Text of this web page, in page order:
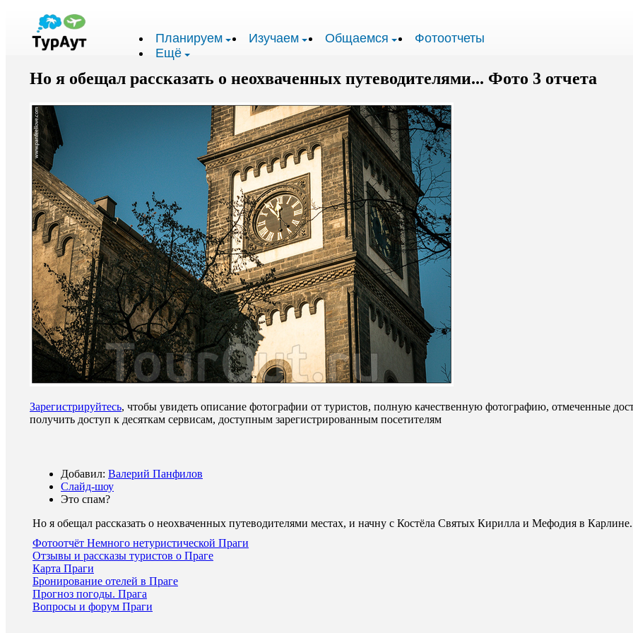
Планируем Изучаем Общаемся
Фотоотчеты
Ещё
Но я обещал рассказать о неохваченных путеводителями... Фото 3 отчета
Зарегистрируйтесь, чтобы увидеть описание фотографии от туристов, полную качественную фотографию, отмеченные
получить доступ к десяткам сервисам, доступным зарегистрированным посетителям
Добавил: Валерий Панфилов
Слайд-шоу
Это спам?
Но я обещал рассказать о неохваченных путеводителями местах, и начну с Костёла Святых Кирилла и Мефодия в Карлине.
Фотоотчёт Немного нетуристической Праги
Отзывы и рассказы туристов о Праге
Карта Праги
Бронирование отелей в Праге
Прогноз погоды. Прага
Вопросы и форум Праги